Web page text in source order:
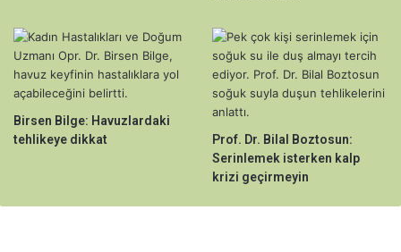
Birsen Bilge: Havuzlardaki
tehlikeye dikkat
Prof. Dr. Bilal Boztosun:
Serinlemek isterken kalp
krizi geçirmeyin